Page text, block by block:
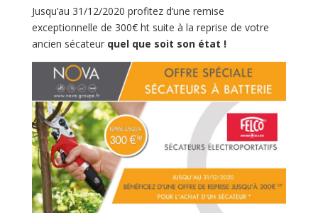
Jusqu’au 31/12/2020 profitez d’une remise
exceptionnelle de 300€ ht suite à la reprise de votre
ancien sécateur quel que soit son état !